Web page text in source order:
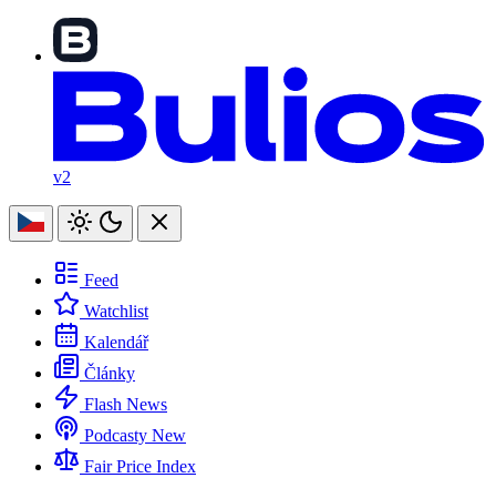
v2
Feed
Watchlist
Kalendář
Články
Flash News
Podcasty New
Fair Price Index